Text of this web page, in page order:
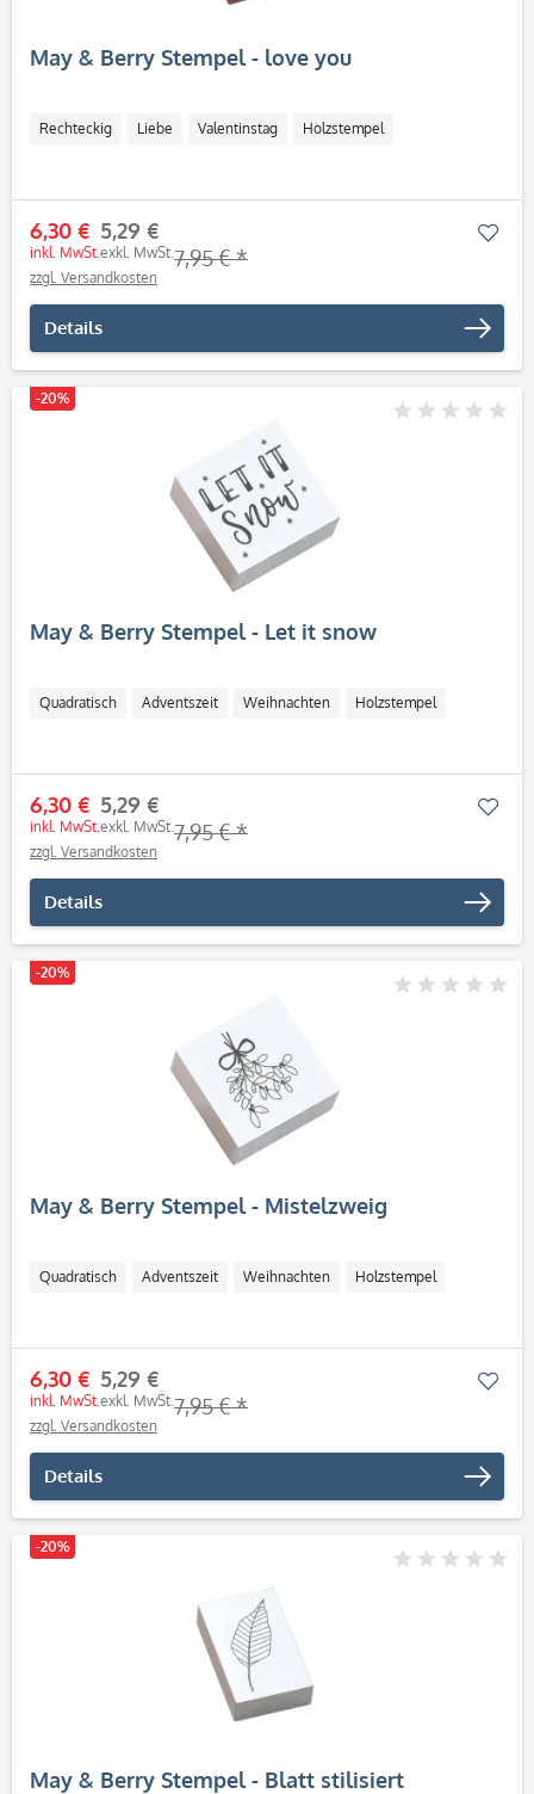
May & Berry Stempel - love you
Rechteckig Liebe Valentinstag Holzstempel
6,30 €
inkl. MwSt.
5,29 €
exkl. MwSt.7,95 € *
zzgl. Versandkosten
Details
-20%
May & Berry Stempel - Let it snow
Quadratisch Adventszeit Weihnachten Holzstempel
6,30 €
inkl. MwSt.
5,29 €
exkl. MwSt.7,95 € *
zzgl. Versandkosten
Details
-20%
May & Berry Stempel - Mistelzweig
Quadratisch Adventszeit Weihnachten Holzstempel
6,30 €
inkl. MwSt.
5,29 €
exkl. MwSt.7,95 € *
zzgl. Versandkosten
Details
-20%
May & Berry Stempel - Blatt stilisiert